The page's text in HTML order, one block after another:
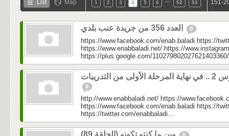
List Map 1 2 3 4 5 6 52 53 151-
0
https://www.facebook.com/enab.baladi https://
https://www.enabbaladi.net/ https://
https://plus.google.com/
من التدريبات
0
http://www.enabbaladi.net/ https://
https://www.facebook.com/enab.baladi https://
https://twitter.com/enabbaladi...